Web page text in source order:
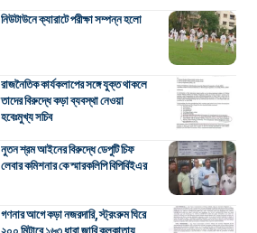
নিউটাউনে ক্যারাটে পরীক্ষা সম্পন্ন হলো
রাজনৈতিক কার্যকলাপের সঙ্গে যুক্ত থাকলে
তাদের বিরুদ্ধে কড়া ব্যবস্থা নেওয়া
হবেঃমুখ্য সচিব
নুতন শ্রম আইনের বিরুদ্ধে ডেপুটি চিফ
লেবার কমিশনার কে স্মারকলিপি বিপিবিইএর
গণনার আগে কড়া নজরদারি, স্ট্রংরুম ঘিরে